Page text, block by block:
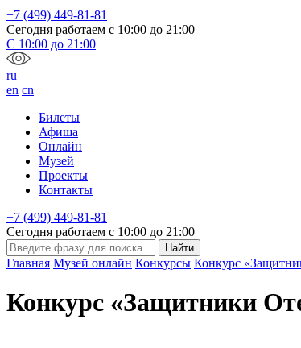
+7 (499) 449-81-81
Сегодня работаем с 10:00 до 21:00
С 10:00 до 21:00
ru
en cn
Билеты
Афиша
Онлайн
Музей
Проекты
Контакты
+7 (499) 449-81-81
Сегодня работаем с 10:00 до 21:00
Главная Музей онлайн Конкурсы Конкурс
Конкурс «Защитники